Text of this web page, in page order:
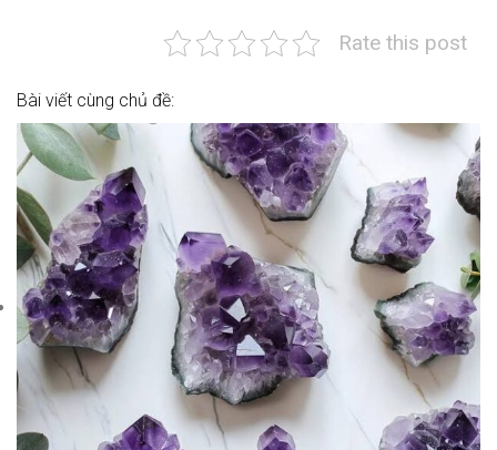
Rate this post
Bài viết cùng chủ đề: